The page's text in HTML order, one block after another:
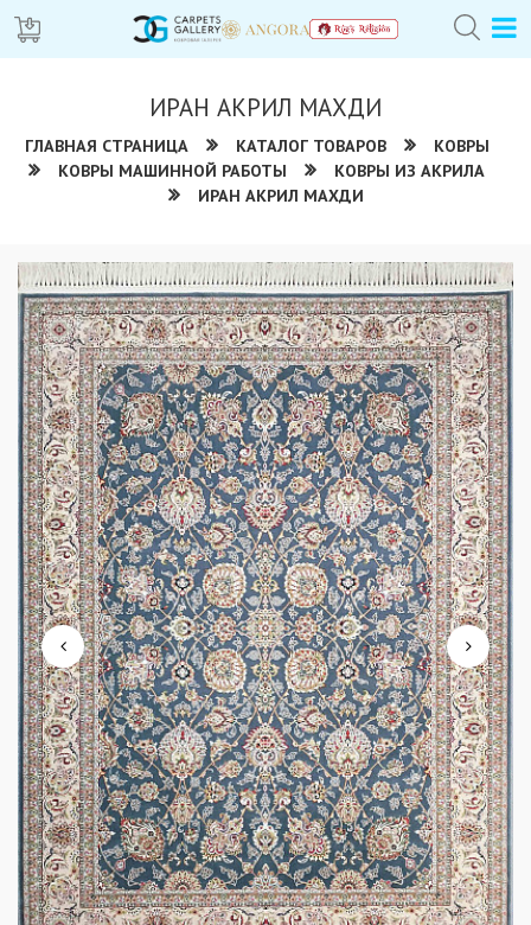
ИРАН АКРИЛ МАХДИ
ГЛАВНАЯ СТРАНИЦА КАТАЛОГ ТОВАРОВ
КОВРЫ
КОВРЫ МАШИННОЙ РАБОТЫ
КОВРЫ ИЗ АКРИЛА
ИРАН АКРИЛ МАХДИ